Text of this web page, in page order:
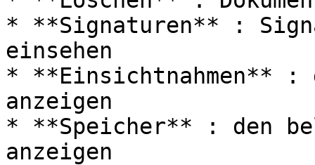
* **Signaturen** :
einsehen
* **Einsichtnahmen**
anzeigen
* **Speicher** : den
anzeigen